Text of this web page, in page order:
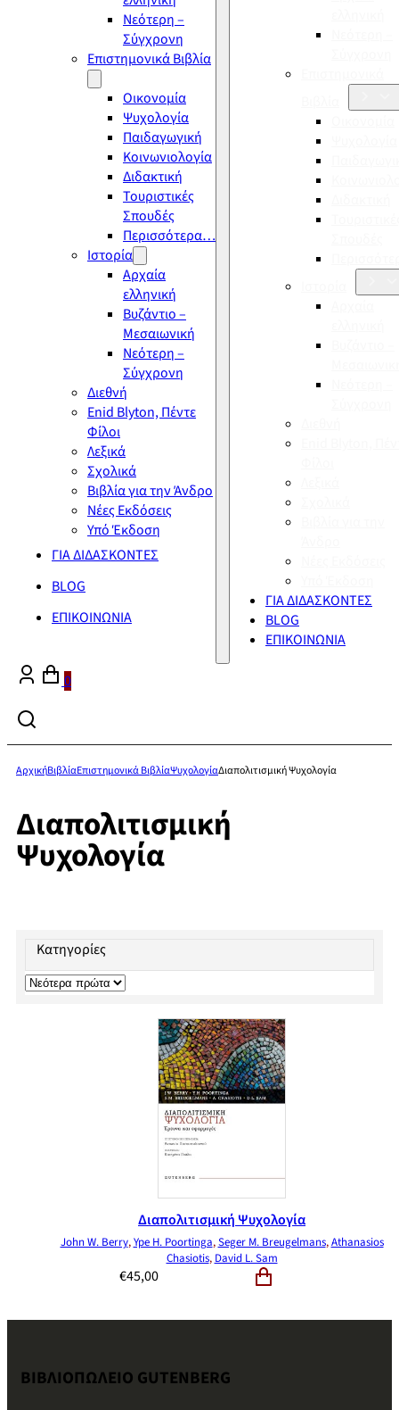
Νεότερη –
Σύγχρονη
Επιστημονικά Βιβλία
Οικονομία
Ψυχολογία
Παιδαγωγική
Κοινωνιολογία
Διδακτική
Τουριστικές
Σπουδές
Περισσότερα…
Ιστορία
Αρχαία
ελληνική
Βυζάντιο –
Μεσαιωνική
Νεότερη –
Σύγχρονη
Διεθνή
Enid Blyton, Πέντε
Φίλοι
Λεξικά
Σχολικά
Βιβλία για την Άνδρο
Νέες Εκδόσεις
Υπό Έκδοση
ΓΙΑ ΔΙΔΑΣΚΟΝΤΕΣ
BLOG
ΕΠΙΚΟΙΝΩΝΙΑ
ΓΙΑ ΔΙΔΑΣΚΟΝΤΕΣ
BLOG
ΕΠΙΚΟΙΝΩΝΙΑ
0
ΑρχικήΒιβλίαΕπιστημονικά ΒιβλίαΨυχολογίαΔιαπολιτισμική Ψυχολογία
Διαπολιτισμική
Ψυχολογία
Κατηγορίες
Διαπολιτισμική Ψυχολογία
John W. Berry,Ype H. Poortinga,Seger M. Breugelmans,Athanasios
Chasiotis, David L. Sam
€45,00
ΒΙΒΛΙΟΠΩΛΕΙΟ GUTENBERG